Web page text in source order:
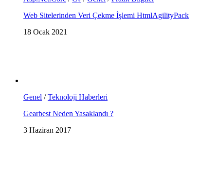
Web Sitelerinden Veri Çekme İşlemi HtmlAgilityPack
18 Ocak 2021
Genel /Teknoloji Haberleri
Gearbest Neden Yasaklandı ?
3 Haziran 2017